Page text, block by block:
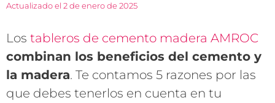
Actualizado el 2 de enero de 2025
Los tableros de cemento madera AMROC
combinan los beneficios del cemento y
la madera. Te contamos 5 razones por las
que debes tenerlos en cuenta en tu